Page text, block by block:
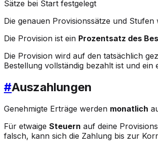
Sätze bei Start festgelegt
Die genauen Provisionssätze und
Die Provision ist ein Prozentsatz des
Die Provision wird auf den tatsächlich
Bestellung vollständig bezahlt ist und
#Auszahlungen
Genehmigte Erträge werden monatlich
Für etwaige Steuern auf deine
falsch, kann sich die Zahlung bis zur